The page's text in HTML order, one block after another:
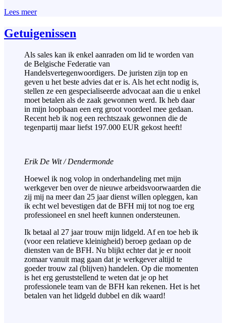
Lees meer
Getuigenissen
Als sales kan ik enkel aanraden om lid te worden van
de Belgische Federatie van
Handelsvertegenwoordigers. De juristen zijn top en
geven u het beste advies dat er is. Als het echt nodig is,
stellen ze een gespecialiseerde advocaat aan die u enkel
moet betalen als de zaak gewonnen werd. Ik heb daar
in mijn loopbaan een erg groot voordeel mee gedaan.
Recent heb ik nog een rechtszaak gewonnen die de
tegenpartij maar liefst 197.000 EUR gekost heeft!
Erik De Wit / Dendermonde
Hoewel ik nog volop in onderhandeling met mijn
werkgever ben over de nieuwe arbeidsvoorwaarden die
zij mij na meer dan 25 jaar dienst willen opleggen, kan
ik echt wel bevestigen dat de BFH mij tot nog toe erg
professioneel en snel heeft kunnen ondersteunen.
Ik betaal al 27 jaar trouw mijn lidgeld. Af en toe heb ik
(voor een relatieve kleinigheid) beroep gedaan op de
diensten van de BFH. Nu blijkt echter dat je er nooit
zomaar vanuit mag gaan dat je werkgever altijd te
goeder trouw zal (blijven) handelen. Op die momenten
is het erg geruststellend te weten dat je op het
professionele team van de BFH kan rekenen. Het is het
betalen van het lidgeld dubbel en dik waard!